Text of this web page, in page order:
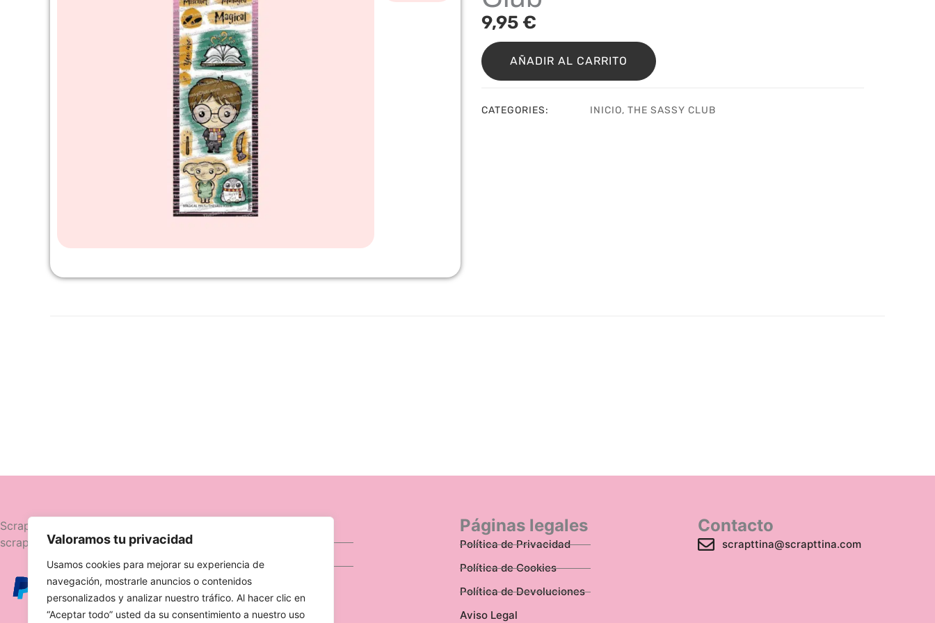
Valoramos tu privacidad
Usamos cookies para mejorar su experiencia de
navegación, mostrarle anuncios o contenidos
personalizados y analizar nuestro tráfico. Al hacer clic en
“Aceptar todo” usted da su consentimiento a nuestro uso
9,95 €
Sello
Magical
pals
Club
AÑADIR AL CARRITO
CATEGORIES: INICIO, THE SASSY CLUB
Scrapttina, tienda especializada en
scrapbooking.
Ofertas
Caja Viajera
Páginas legales
Política de Privacidad
Política de Cookies
Política de Devoluciones
Aviso Legal
Contacto
scrapttina@scrapttina.com